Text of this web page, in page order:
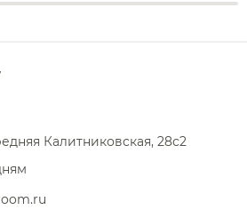
Калитниковская, 28с2